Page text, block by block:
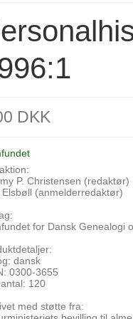
DKK
P. Christensen (redaktør)
Elsbøll (anmelderredaktør)
for Dansk Genealogi
dansk
0300-3655
120
med støtte fra: